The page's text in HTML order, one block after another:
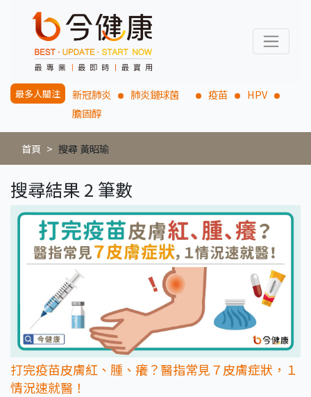
最多人關注 新冠肺炎 肺炎鏈球菌 疫苗
HPV
膽固醇
首頁 搜尋 黃昭瑜
搜尋結果 2 筆數
打完疫苗皮膚紅、腫、癢？醫指常見７皮膚症狀，１
情況速就醫！